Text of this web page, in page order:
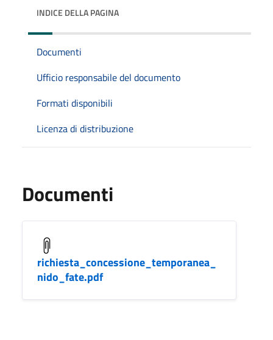
INDICE DELLA PAGINA
Documenti
Ufficio responsabile del documento
Formati disponibili
Licenza di distribuzione
Documenti
richiesta_concessione_temporanea_
nido_fate.pdf